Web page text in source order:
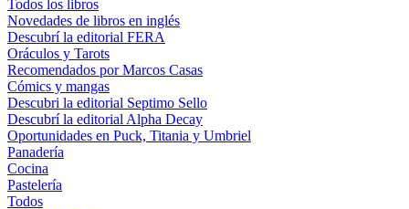
Todos los libros
Novedades de libros en inglés
Descubrí la editorial FERA
Oráculos y Tarots
Recomendados por Marcos Casas
Cómics y mangas
Descubri la editorial Septimo Sello
Descubrí la editorial Alpha Decay
Oportunidades en Puck, Titania y Umbriel
Panadería
Cocina
Pastelería
Todos